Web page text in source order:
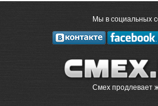
Мы в социальных
Смех продлевает